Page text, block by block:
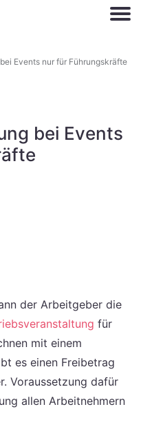
Events nur für Führungskräfte
bei Events
der Arbeitgeber die
für
mit einem
es einen Freibetrag
Voraussetzung dafür
allen Arbeitnehmern